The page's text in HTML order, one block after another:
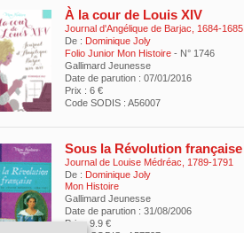
À la cour de Louis XIV
Journal d'Angélique de Barjac, 1684-1685
De : Dominique Joly
Folio Junior Mon Histoire - N° 1746
Gallimard Jeunesse
Date de parution : 07/01/2016
Prix : 6 €
Code SODIS : A56007
Sous la Révolution française
Journal de Louise Médréac, 1789-1791
De : Dominique Joly
Mon Histoire
Gallimard Jeunesse
Date de parution : 31/08/2006
Prix : 9.9 €